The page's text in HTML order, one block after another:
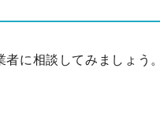
に相談してみましょう。